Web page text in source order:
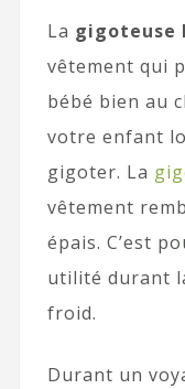
La gigoteuse
vêtement qui
bébé bien au
votre enfant
gigoter. La
vêtement
épais. C’est
utilité durant
froid.
Durant un